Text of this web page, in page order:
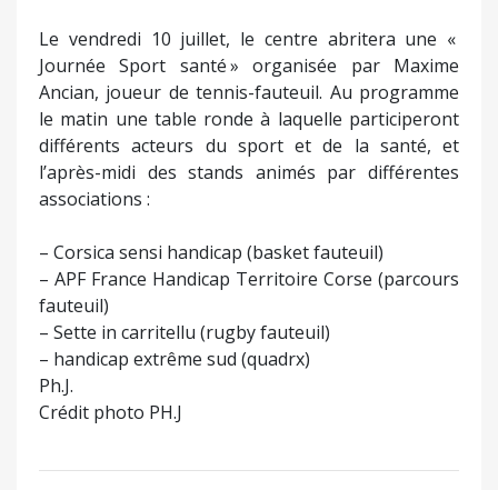
Le vendredi 10 juillet, le centre abritera une «
Journée Sport santé » organisée par Maxime
Ancian, joueur de tennis-fauteuil. Au programme
le matin une table ronde à laquelle participeront
différents acteurs du sport et de la santé, et
l’après-midi des stands animés par différentes
associations :
– Corsica sensi handicap (basket fauteuil)
– APF France Handicap Territoire Corse (parcours
fauteuil)
– Sette in carritellu (rugby fauteuil)
– handicap extrême sud (quadrx)
Ph.J.
Crédit photo PH.J